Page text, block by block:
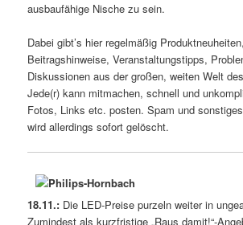
ausbaufähige Nische zu sein.
Dabei gibt’s hier regelmäßig
Beitragshinweise, Veranstaltungstipps,
Diskussionen aus der großen, weiten Welt
Jede(r) kann mitmachen, schnell und
Fotos, Links etc. posten. Spam und
wird allerdings sofort gelöscht.
18.11.: Die LED-Preise purzeln weiter in
Zumindest als kurzfristige „Raus damit!“-